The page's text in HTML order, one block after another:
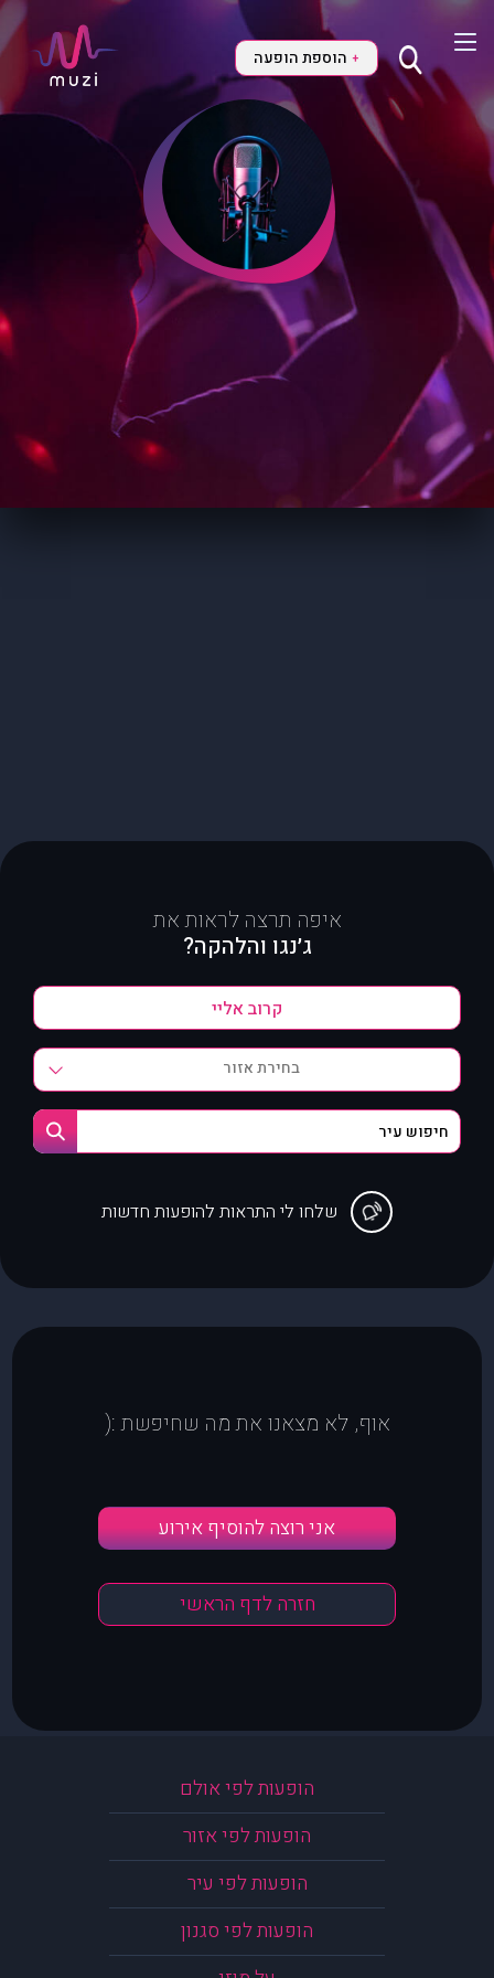
+ הוספת הופעה
איפה תרצה לראות את
ג׳נגו והלהקה?
בחירת אזור
שלחו לי התראות להופעות חדשות
אוף, לא מצאנו את מה שחיפשת :(
אני רוצה להוסיף אירוע
חזרה לדף הראשי
הופעות לפי אולם
הופעות לפי אזור
הופעות לפי עיר
הופעות לפי סגנון